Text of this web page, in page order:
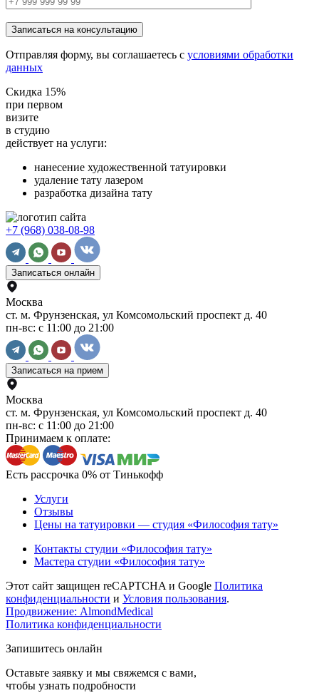
Отправляя форму, вы соглашаетесь с условиями обработки
данных
Скидка 15%
при первом
визите
в студию
действует на услуги:
нанесение художественной татуировки
удаление тату лазером
разработка дизайна тату
+7 (968) 038-08-98
Записаться онлайн
Москва
ст. м. Фрунзенская, ул Комсомольский проспект д. 40
пн-вс: с 11:00 до 21:00
Записаться на прием
Москва
ст. м. Фрунзенская, ул Комсомольский проспект д. 40
пн-вс: с 11:00 до 21:00
Принимаем к оплате:
Есть рассрочка 0% от Тинькофф
Услуги
Отзывы
Цены на татуировки — студия «Философия тату»
Контакты студии «Философия тату»
Мастера студии «Философия тату»
Этот сайт защищен reCAPTCHA и Google Политика
конфиденциальности и Условия пользования.
Продвижение: AlmondMedical
Политика конфиденциальности
Запишитесь онлайн
Оставьте заявку и мы свяжемся с вами,
чтобы узнать подробности